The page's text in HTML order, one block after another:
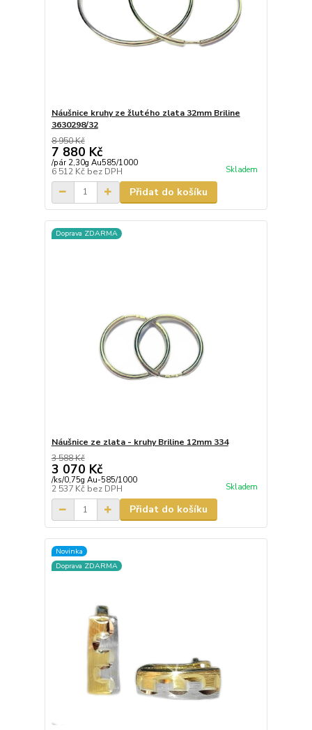
Náušnice kruhy ze žlutého zlata 32mm Briline
3630298/32
8 950 Kč
7 880 Kč
/pár 2,30g Au585/1000
6 512 Kč bez DPH Skladem
Přidat do košíku
Doprava ZDARMA
Náušnice ze zlata - kruhy Briline 12mm 334
3 588 Kč
3 070 Kč
/ks/0,75g Au-585/1000
2 537 Kč bez DPH Skladem
Přidat do košíku
Novinka
Doprava ZDARMA